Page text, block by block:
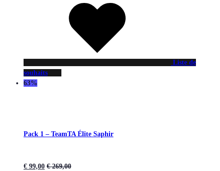
Liste de
souhaits
63%
Pack 1 – TeamTA Élite Saphir
€ 99,00 €269,00